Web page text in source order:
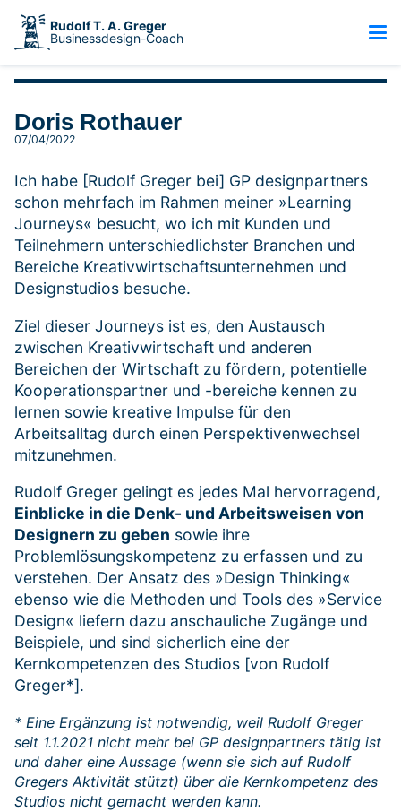
Rudolf T. A. Greger
Businessdesign-Coach
Doris Rothauer
07/04/2022
Ich habe [Rudolf Greger bei] GP designpartners
schon mehrfach im Rahmen meiner »Learning
Journeys« besucht, wo ich mit Kunden und
Teilnehmern unterschiedlichster Branchen und
Bereiche Kreativwirtschaftsunternehmen und
Designstudios besuche.
Ziel dieser Journeys ist es, den Austausch
zwischen Kreativwirtschaft und anderen
Bereichen der Wirtschaft zu fördern, potentielle
Kooperationspartner und -bereiche kennen zu
lernen sowie kreative Impulse für den
Arbeitsalltag durch einen Perspektivenwechsel
mitzunehmen.
Rudolf Greger gelingt es jedes Mal hervorragend,
Einblicke in die Denk- und Arbeitsweisen von
Designern zu geben sowie ihre
Problemlösungskompetenz zu erfassen und zu
verstehen. Der Ansatz des »Design Thinking«
ebenso wie die Methoden und Tools des »Service
Design« liefern dazu anschauliche Zugänge und
Beispiele, und sind sicherlich eine der
Kernkompetenzen des Studios [von Rudolf
Greger*].
* Eine Ergänzung ist notwendig, weil Rudolf Greger
seit 1.1.2021 nicht mehr bei GP designpartners tätig ist
und daher eine Aussage (wenn sie sich auf Rudolf
Gregers Aktivität stützt) über die Kernkompetenz des
Studios nicht gemacht werden kann.